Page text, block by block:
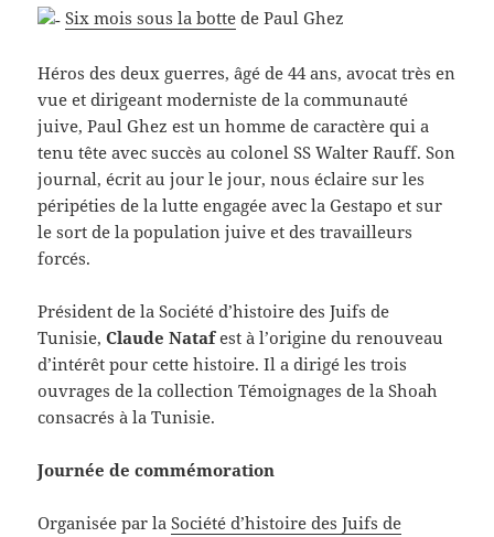
Six mois sous la botte de Paul Ghez
Héros des deux guerres, âgé de 44 ans, avocat très en
vue et dirigeant moderniste de la communauté
juive, Paul Ghez est un homme de caractère qui a
tenu tête avec succès au colonel SS Walter Rauff. Son
journal, écrit au jour le jour, nous éclaire sur les
péripéties de la lutte engagée avec la Gestapo et sur
le sort de la population juive et des travailleurs
forcés.
Président de la Société d’histoire des Juifs de
Tunisie,Claude Natafest à l’origine du renouveau
d’intérêt pour cette histoire. Il a dirigé les trois
ouvrages de la collection Témoignages de la Shoah
consacrés à la Tunisie.
Journée de commémoration
Organisée par laSociété d’histoire des Juifs de